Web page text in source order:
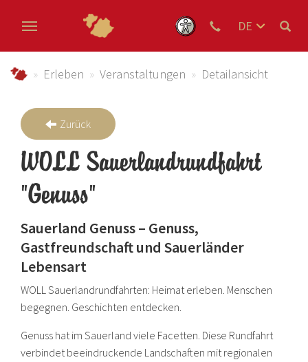
DE
schmallenberger-sauerland.de
Erleben Veranstaltungen Detailansicht
Zurück
WOLL Sauerlandrundfahrt
"Genuss"
Sauerland Genuss – Genuss,
Gastfreundschaft und Sauerländer
Lebensart
WOLL Sauerlandrundfahrten: Heimat erleben. Menschen
begegnen. Geschichten entdecken.
Genuss hat im Sauerland viele Facetten. Diese Rundfahrt
verbindet beeindruckende Landschaften mit regionalen